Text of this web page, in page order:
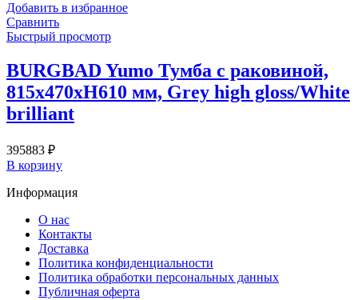
Добавить в избранное
Сравнить
Быстрый просмотр
BURGBAD Yumo Тумба с раковиной,
815х470хH610 мм, Grey high gloss/White
brilliant
395883 ₽
В корзину
Информация
О нас
Контакты
Доставка
Политика конфиденциальности
Политика обработки персональных данных
Публичная оферта